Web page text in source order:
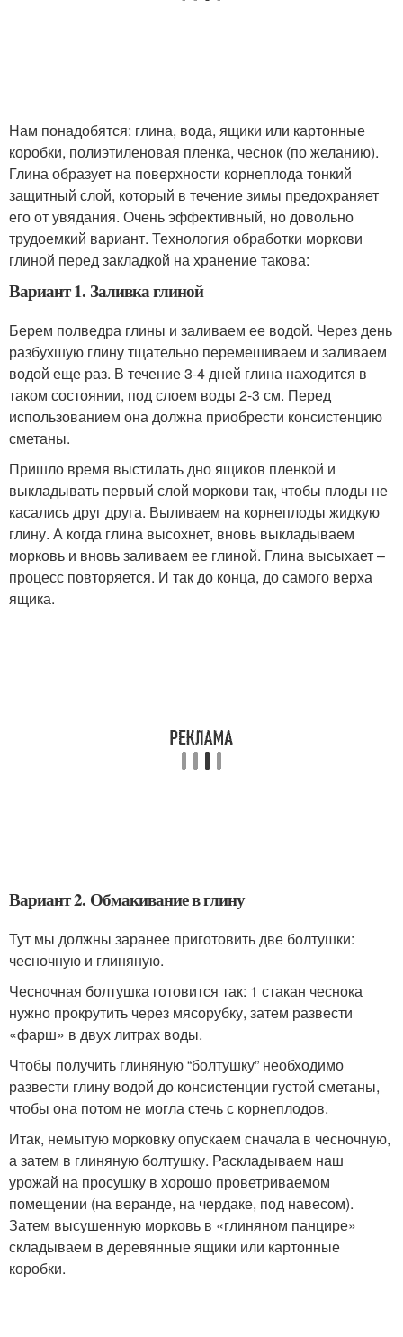
Нам понадобятся: глина, вода, ящики или картонные
коробки, полиэтиленовая пленка, чеснок (по желанию).
Глина образует на поверхности корнеплода тонкий
защитный слой, который в течение зимы предохраняет
его от увядания. Очень эффективный, но довольно
трудоемкий вариант. Технология обработки моркови
глиной перед закладкой на хранение такова:
Вариант 1. Заливка глиной
Берем полведра глины и заливаем ее водой. Через день
разбухшую глину тщательно перемешиваем и заливаем
водой еще раз. В течение 3-4 дней глина находится в
таком состоянии, под слоем воды 2-3 см. Перед
использованием она должна приобрести консистенцию
сметаны.
Пришло время выстилать дно ящиков пленкой и
выкладывать первый слой моркови так, чтобы плоды не
касались друг друга. Выливаем на корнеплоды жидкую
глину. А когда глина высохнет, вновь выкладываем
морковь и вновь заливаем ее глиной. Глина высыхает –
процесс повторяется. И так до конца, до самого верха
ящика.
Вариант 2. Обмакивание в глину
Тут мы должны заранее приготовить две болтушки:
чесночную и глиняную.
Чесночная болтушка готовится так: 1 стакан чеснока
нужно прокрутить через мясорубку, затем развести
«фарш» в двух литрах воды.
Чтобы получить глиняную “болтушку” необходимо
развести глину водой до консистенции густой сметаны,
чтобы она потом не могла стечь с корнеплодов.
Итак, немытую морковку опускаем сначала в чесночную,
а затем в глиняную болтушку. Раскладываем наш
урожай на просушку в хорошо проветриваемом
помещении (на веранде, на чердаке, под навесом).
Затем высушенную морковь в «глиняном панцире»
складываем в деревянные ящики или картонные
коробки.